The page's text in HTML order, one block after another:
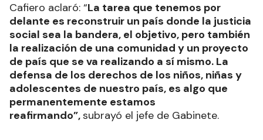
Cafiero aclaró: “La tarea que tenemos por
delante es reconstruir un país donde la justicia
social sea la bandera, el objetivo, pero también
la realización de una comunidad y un proyecto
de país que se va realizando a sí mismo. La
defensa de los derechos de los niños, niñas y
adolescentes de nuestro país, es algo que
permanentemente estamos
reafirmando”,subrayó el jefe de Gabinete.